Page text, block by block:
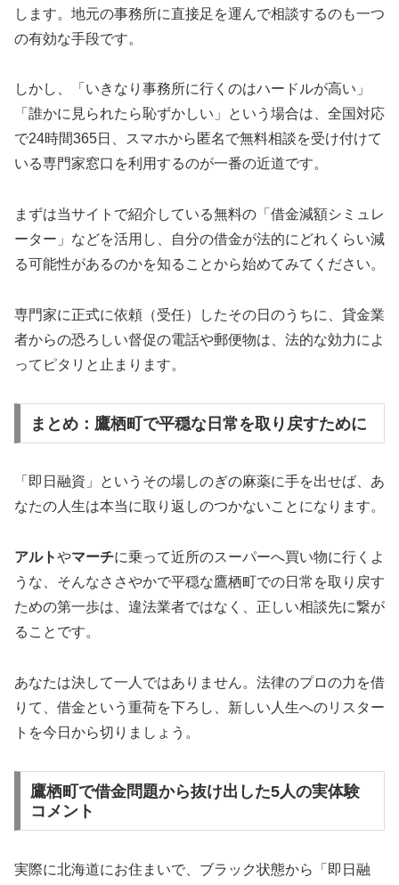
します。地元の事務所に直接足を運んで相談するのも一つ
の有効な手段です。
しかし、「いきなり事務所に行くのはハードルが高い」
「誰かに見られたら恥ずかしい」という場合は、全国対応
で24時間365日、スマホから匿名で無料相談を受け付けて
いる専門家窓口を利用するのが一番の近道です。
まずは当サイトで紹介している無料の「借金減額シミュレ
ーター」などを活用し、自分の借金が法的にどれくらい減
る可能性があるのかを知ることから始めてみてください。
専門家に正式に依頼（受任）したその日のうちに、貸金業
者からの恐ろしい督促の電話や郵便物は、法的な効力によ
ってピタリと止まります。
まとめ：鷹栖町で平穏な日常を取り戻すために
「即日融資」というその場しのぎの麻薬に手を出せば、あ
なたの人生は本当に取り返しのつかないことになります。
アルトやマーチに乗って近所のスーパーへ買い物に行くよ
うな、そんなささやかで平穏な鷹栖町での日常を取り戻す
ための第一歩は、違法業者ではなく、正しい相談先に繋が
ることです。
あなたは決して一人ではありません。法律のプロの力を借
りて、借金という重荷を下ろし、新しい人生へのリスター
トを今日から切りましょう。
鷹栖町で借金問題から抜け出した5人の実体験
コメント
実際に北海道にお住まいで、ブラック状態から「即日融